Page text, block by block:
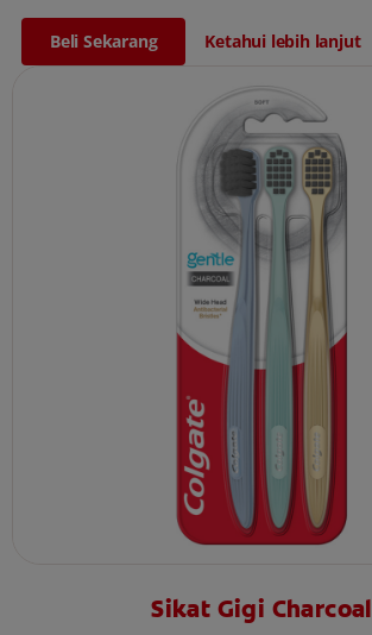
Beli Sekarang Ketahui lebih lanjut
Sikat Gigi Charcoal